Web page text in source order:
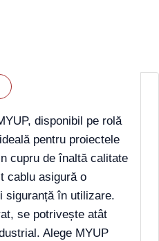
disponibil pe rolă
pentru proiectele
cupru de înaltă calitate
cablu asigură o
siguranță în utilizare.
se potrivește atât
Alege MYUP